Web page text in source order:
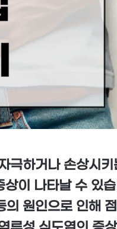
극하거나 손상시키
이 나타날 수 있
의 원인으로 인해